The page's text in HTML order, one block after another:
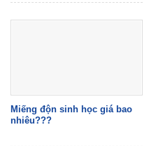
Miếng độn sinh học giá bao
nhiêu???